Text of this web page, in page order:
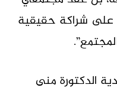
على شراكة حقيقية
الدكتورة منى